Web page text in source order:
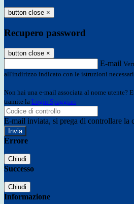
button close ×
Recupero password
button close ×
E-mail
all'indirizzo indicato con le istruzioni
Non hai una e-mail associata al nome utente?
tramite la Login Spaggiari
E-mail inviata, si prega di controllare la
Errore
Chiudi
Successo
Chiudi
Informazione